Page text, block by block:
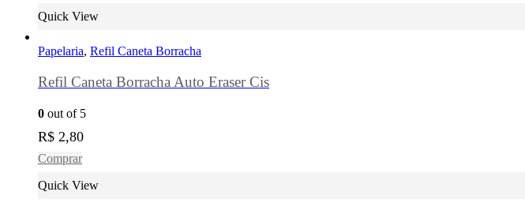
Quick View
Papelaria, Refil Caneta Borracha
Refil Caneta Borracha Auto Eraser Cis
0 out of 5
R$ 2,80
Comprar
Quick View